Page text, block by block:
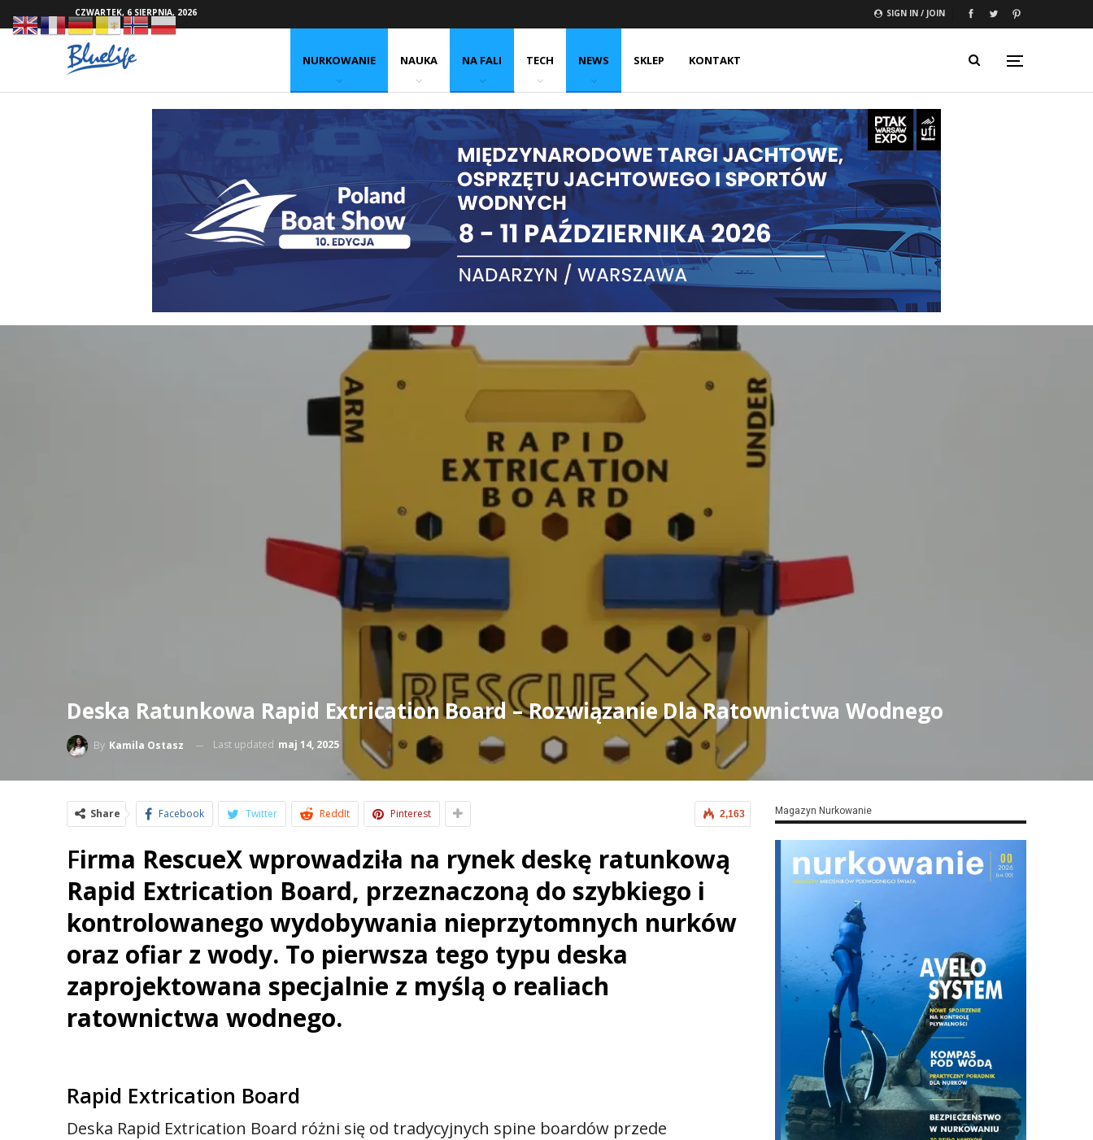
SIGN IN / JOIN
CZWARTEK, 6 SIERPNIA, 2026
NURKOWANIE NAUKA NA FALI TECH NEWS SKLEP KONTAKT
Deska Ratunkowa Rapid Extrication Board – Rozwiązanie Dla Ratownictwa Wodnego
By Kamila Ostasz Last updated maj 14, 2025
2,163
Share Facebook Twitter ReddIt Pinterest
Firma RescueX wprowadziła na rynek deskę ratunkową
Rapid Extrication Board, przeznaczoną do szybkiego i
kontrolowanego wydobywania nieprzytomnych nurków
oraz ofiar z wody. To pierwsza tego typu deska
zaprojektowana specjalnie z myślą o realiach
ratownictwa wodnego.
Rapid Extrication Board
Deska Rapid Extrication Board różni się od tradycyjnych spine boardów przede
Magazyn Nurkowanie